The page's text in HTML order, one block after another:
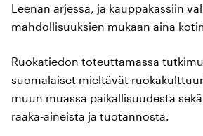
Leenan arjessa, ja kauppakassiin
mahdollisuuksien mukaan aina
Ruokatiedon toteuttamassa
suomalaiset mieltävät
muun muassa paikallisuudesta
raaka-aineista ja tuotannosta.